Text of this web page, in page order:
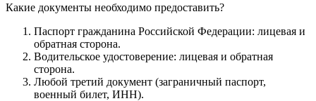
Какие документы необходимо предоставить?
Паспорт гражданина Российской Федерации: лицевая и
обратная сторона.
Водительское удостоверение: лицевая и обратная
сторона.
Любой третий документ (заграничный паспорт,
военный билет, ИНН).